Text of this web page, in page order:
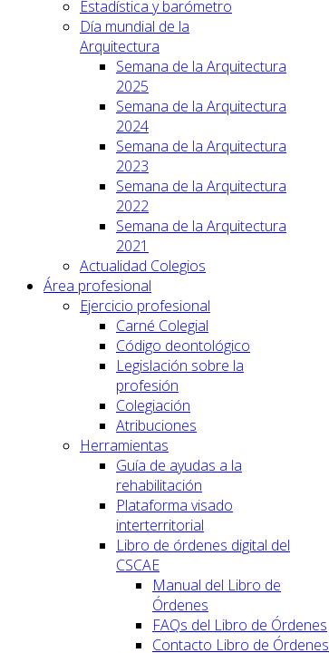
Estadística y barómetro
Día mundial de la
Arquitectura
Semana de la Arquitectura
2025
Semana de la Arquitectura
2024
Semana de la Arquitectura
2023
Semana de la Arquitectura
2022
Semana de la Arquitectura
2021
Actualidad Colegios
Área profesional
Ejercicio profesional
Carné Colegial
Código deontológico
Legislación sobre la
profesión
Colegiación
Atribuciones
Herramientas
Guía de ayudas a la
rehabilitación
Plataforma visado
interterritorial
Libro de órdenes digital del
CSCAE
Manual del Libro de
Órdenes
FAQs del Libro de Órdenes
Contacto Libro de Órdenes